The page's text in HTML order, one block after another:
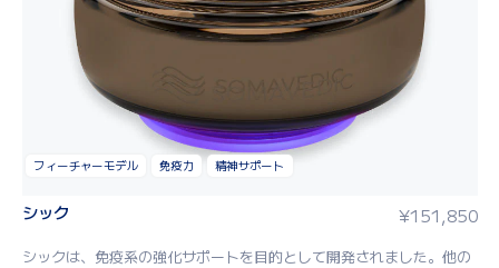
フィーチャーモデル 免疫力 精神サポート
シック ¥151,850
シックは、免疫系の強化サポートを目的として開発されました。他の